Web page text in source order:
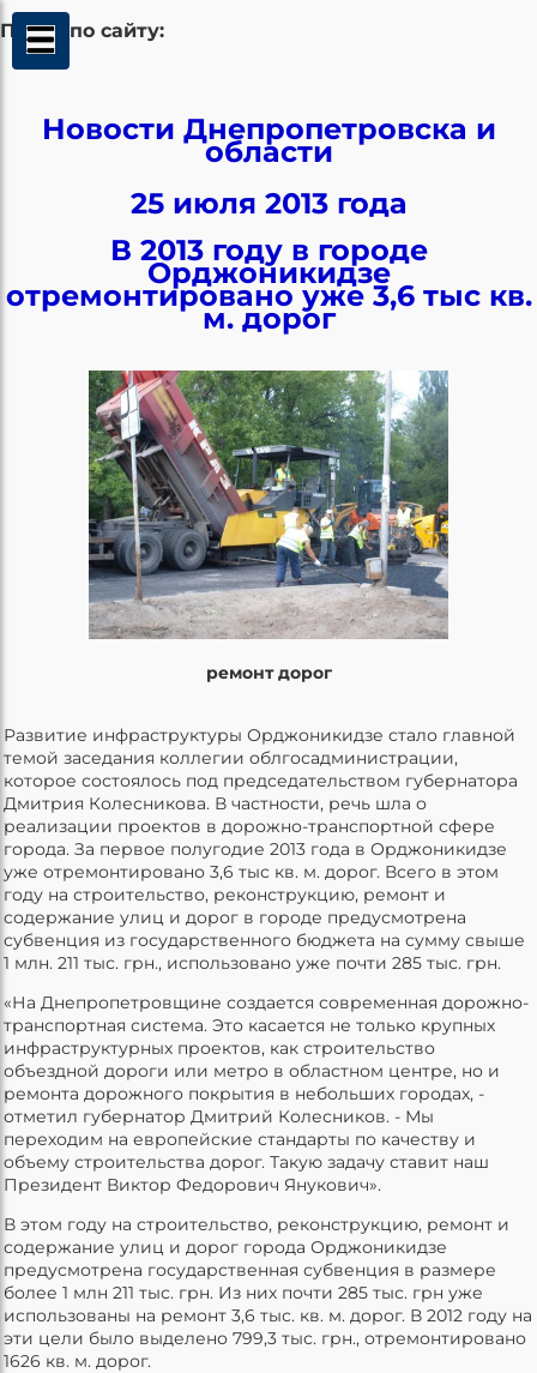
Поиск по сайту:
Новости Днепропетровска и
области
25 июля 2013 года
В 2013 году в городе
Орджоникидзе
отремонтировано уже 3,6 тыс кв.
м. дорог
ремонт дорог
Развитие инфраструктуры Орджоникидзе стало главной
темой заседания коллегии облгосадминистрации,
которое состоялось под председательством губернатора
Дмитрия Колесникова. В частности, речь шла о
реализации проектов в дорожно-транспортной сфере
города. За первое полугодие 2013 года в Орджоникидзе
уже отремонтировано 3,6 тыс кв. м. дорог. Всего в этом
году на строительство, реконструкцию, ремонт и
содержание улиц и дорог в городе предусмотрена
субвенция из государственного бюджета на сумму свыше
1 млн. 211 тыс. грн., использовано уже почти 285 тыс. грн.
«На Днепропетровщине создается современная дорожно-
транспортная система. Это касается не только крупных
инфраструктурных проектов, как строительство
объездной дороги или метро в областном центре, но и
ремонта дорожного покрытия в небольших городах, -
отметил губернатор Дмитрий Колесников. - Мы
переходим на европейские стандарты по качеству и
объему строительства дорог. Такую задачу ставит наш
Президент Виктор Федорович Янукович».
В этом году на строительство, реконструкцию, ремонт и
содержание улиц и дорог города Орджоникидзе
предусмотрена государственная субвенция в размере
более 1 млн 211 тыс. грн. Из них почти 285 тыс. грн уже
использованы на ремонт 3,6 тыс. кв. м. дорог. В 2012 году на
эти цели было выделено 799,3 тыс. грн., отремонтировано
1626 кв. м. дорог.